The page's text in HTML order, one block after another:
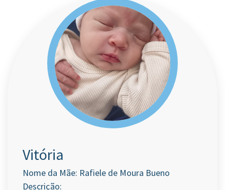
Vitória
Nome da Mãe: Rafiele de Moura Bueno
Descrição: